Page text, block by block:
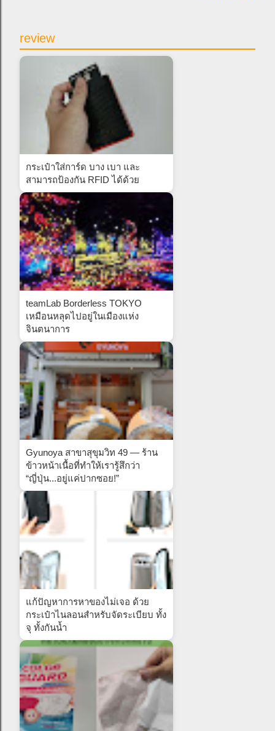
review
กระเป๋าใส่การ์ด บาง เบา และ
สามารถป้องกัน RFID ได้ด้วย
teamLab Borderless TOKYO
เหมือนหลุดไปอยู่ในเมืองแห่ง
จินตนาการ
Gyunoya สาขาสุขุมวิท 49 — ร้าน
ข้าวหน้าเนื้อที่ทำให้เรารู้สึกว่า
“ญี่ปุ่น...อยู่แค่ปากซอย!”
แก้ปัญหาการหาของไม่เจอ ด้วย
กระเป๋าไนลอนสำหรับจัดระเบียบ ทั้ง
จุ ทั้งกันน้ำ